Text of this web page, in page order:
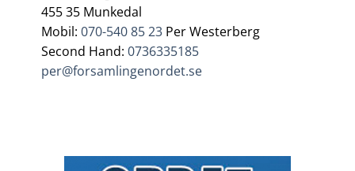
455 35 Munkedal
Mobil:070-540 85 23 Per Westerberg
Second Hand:0736335185
per@forsamlingenordet.se